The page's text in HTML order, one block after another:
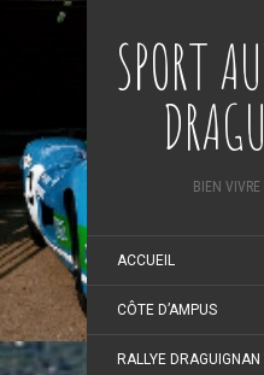
SPORT
BIEN VIVRE
ACCUEIL
CÔTE D’AMPUS
RALLYE